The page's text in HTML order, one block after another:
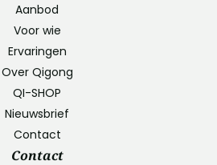
Aanbod
Voor wie
Ervaringen
Over Qigong
QI-SHOP
Nieuwsbrief
Contact
Contact